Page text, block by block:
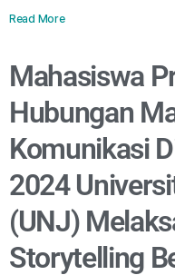
Read More
Mahasiswa
Hubungan
Komunikasi
2024
(UNJ)
Storytelling